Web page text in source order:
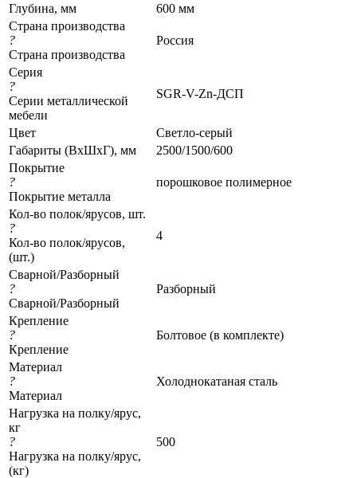
Глубина, мм
600 мм
Страна производства
?
Страна производства
Россия
Серия
?
Серии металлической
мебели
SGR-V-Zn-ДСП
Цвет
Светло-серый
Габариты (ВхШхГ), мм
2500/1500/600
Покрытие
?
Покрытие металла
порошковое полимерное
Кол-во полок/ярусов, шт.
?
Кол-во полок/ярусов,
(шт.)
4
Сварной/Разборный
?
Сварной/Разборный
Разборный
Крепление
?
Крепление
Болтовое (в комплекте)
Материал
?
Материал
Холоднокатаная сталь
Нагрузка на полку/ярус,
кг
?
Нагрузка на полку/ярус,
(кг)
500